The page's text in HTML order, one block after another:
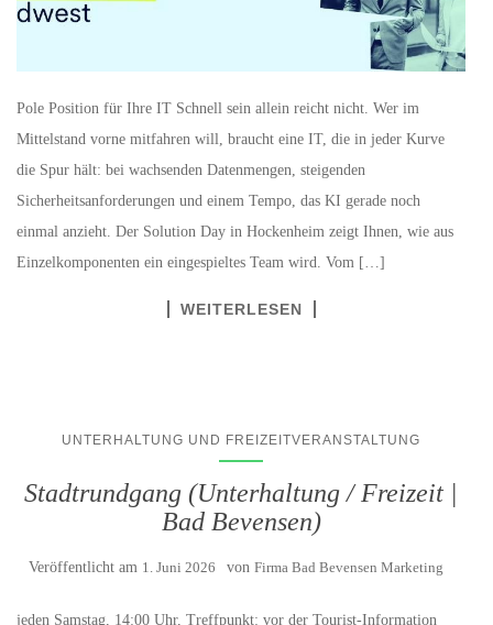
Pole Position für Ihre IT Schnell sein allein reicht nicht. Wer im
Mittelstand vorne mitfahren will, braucht eine IT, die in jeder Kurve
die Spur hält: bei wachsenden Datenmengen, steigenden
Sicherheitsanforderungen und einem Tempo, das KI gerade noch
einmal anzieht. Der Solution Day in Hockenheim zeigt Ihnen, wie aus
Einzelkomponenten ein eingespieltes Team wird. Vom […]
WEITERLESEN
UNTERHALTUNG UND FREIZEITVERANSTALTUNG
Stadtrundgang (Unterhaltung / Freizeit |
Bad Bevensen)
Veröffentlicht am 1. Juni 2026 von Firma Bad Bevensen Marketing
jeden Samstag, 14:00 Uhr, Treffpunkt: vor der Tourist-Information